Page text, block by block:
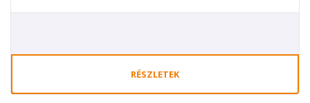
RÉSZLETEK